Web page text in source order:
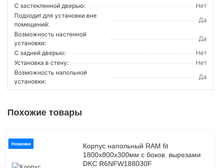
С застекленной дверью:
Нет
Подходит для установки вне
помещений:
Да
Возможность настенной
установки:
Да
С задней дверью:
Нет
Установка в стену:
Нет
Возможность напольной
установки:
Да
Похожие товары
Новинка
Корпус напольный RAM fit
1800х800х300мм с боков. вырезами
DKC R6NFW188030F